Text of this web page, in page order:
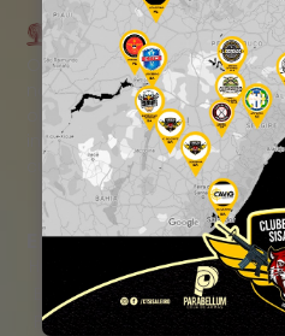
O Portal Raízes é a sua
notícias mais relevantes do
olhar atento para as
informações atualizadas
cultura, esportes e muito mais.
EDITORIAS
ACIDENTES
EDUCAÇÃO ENTRETERIMENTO
FAMOSOS
POLICIA POLITICA